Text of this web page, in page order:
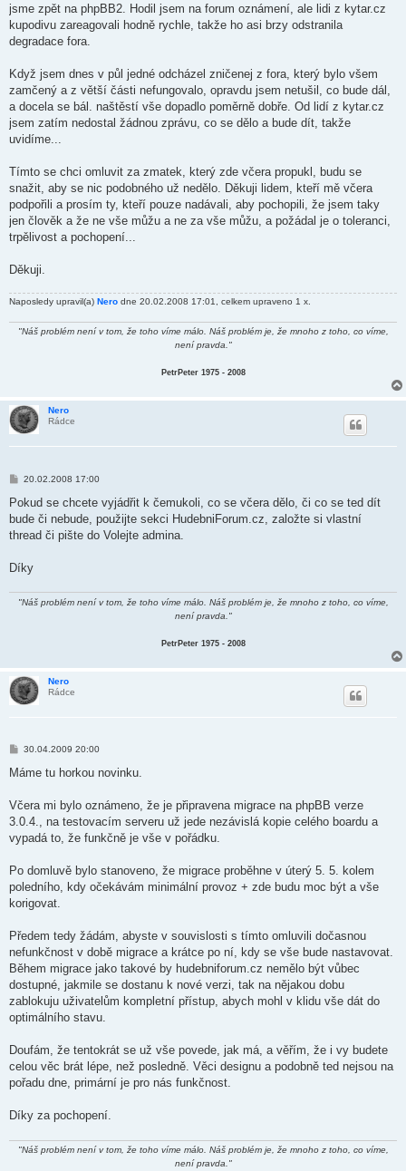
jsme zpět na phpBB2. Hodil jsem na forum oznámení, ale lidi z kytar.cz
kupodivu zareagovali hodně rychle, takže ho asi brzy odstranila
degradace fora.
Když jsem dnes v půl jedné odcházel zničenej z fora, který bylo všem
zamčený a z větší části nefungovalo, opravdu jsem netušil, co bude dál,
a docela se bál. naštěstí vše dopadlo poměrně dobře. Od lidí z kytar.cz
jsem zatím nedostal žádnou zprávu, co se dělo a bude dít, takže
uvidíme...
Tímto se chci omluvit za zmatek, který zde včera propukl, budu se
snažit, aby se nic podobného už nedělo. Děkuji lidem, kteří mě včera
podpořili a prosím ty, kteří pouze nadávali, aby pochopili, že jsem taky
jen člověk a že ne vše můžu a ne za vše můžu, a požádal je o toleranci,
trpělivost a pochopení...
Děkuji.
Naposledy upravil(a) Nero dne 20.02.2008 17:01, celkem upraveno 1 x.
"Náš problém není v tom, že toho víme málo. Náš problém je, že mnoho z toho, co víme,
není pravda."
PetrPeter 1975 - 2008
Nero
Rádce
P
í
p
ě
k
20.02.2008 17:00
Pokud se chcete vyjádřit k čemukoli, co se včera dělo, či co se ted dít
bude či nebude, použijte sekci HudebniForum.cz, založte si vlastní
thread či pište do Volejte admina.
Díky
"Náš problém není v tom, že toho víme málo. Náš problém je, že mnoho z toho, co víme,
není pravda."
PetrPeter 1975 - 2008
Nero
Rádce
P
í
ě
e
k
30.04.2009 20:00
Máme tu horkou novinku.
Včera mi bylo oznámeno, že je připravena migrace na phpBB verze
3.0.4., na testovacím serveru už jede nezávislá kopie celého boardu a
vypadá to, že funkčně je vše v pořádku.
Po domluvě bylo stanoveno, že migrace proběhne v úterý 5. 5. kolem
poledního, kdy očekávám minimální provoz + zde budu moc být a vše
korigovat.
Předem tedy žádám, abyste v souvislosti s tímto omluvili dočasnou
nefunkčnost v době migrace a krátce po ní, kdy se vše bude nastavovat.
Během migrace jako takové by hudebniforum.cz nemělo být vůbec
dostupné, jakmile se dostanu k nové verzi, tak na nějakou dobu
zablokuju uživatelům kompletní přístup, abych mohl v klidu vše dát do
optimálního stavu.
Doufám, že tentokrát se už vše povede, jak má, a věřím, že i vy budete
celou věc brát lépe, než posledně. Věci designu a podobně ted nejsou na
pořadu dne, primární je pro nás funkčnost.
Díky za pochopení.
"Náš problém není v tom, že toho víme málo. Náš problém je, že mnoho z toho, co víme,
není pravda."